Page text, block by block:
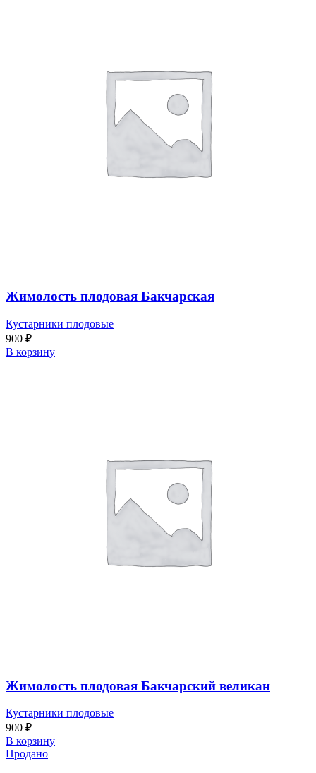
Жимолость плодовая Бакчарская
Кустарники плодовые
900 ₽
В корзину
Жимолость плодовая Бакчарский великан
Кустарники плодовые
900 ₽
В корзину
Продано